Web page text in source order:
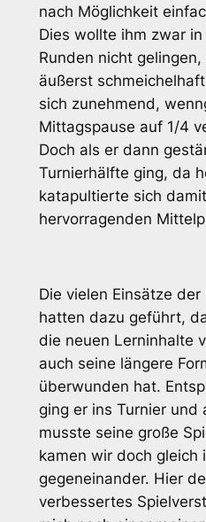
nach Möglichkeit
Dies wollte ihm zwar
Runden nicht
äußerst
sich zunehmend,
Mittagspause auf 1/4
Doch als er dann
Turnierhälfte ging, da
katapultierte sich
hervorragenden
Die vielen Einsätze
hatten dazu geführt,
die neuen Lerninhalte
auch seine längere
überwunden hat.
ging er ins Turnier und
musste seine große
kamen wir doch gleich
gegeneinander. Hier
verbessertes